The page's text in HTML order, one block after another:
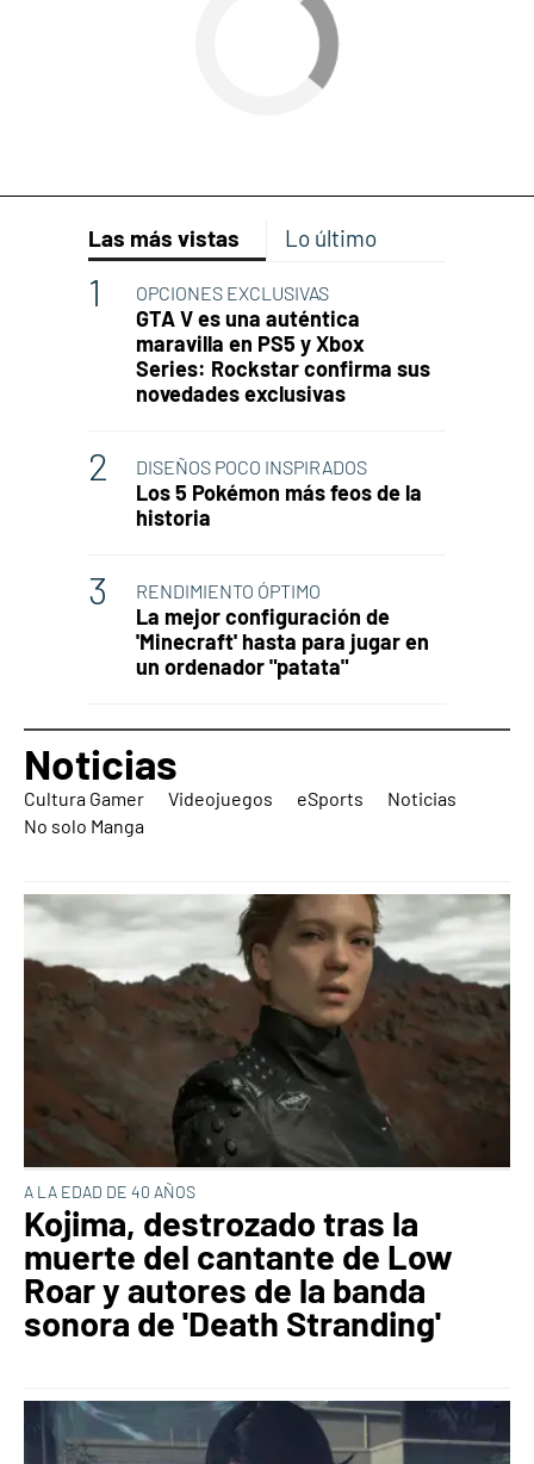
Las más vistas Lo último
OPCIONES EXCLUSIVAS
GTA V es una auténtica
maravilla en PS5 y Xbox
Series: Rockstar confirma sus
novedades exclusivas
DISEÑOS POCO INSPIRADOS
Los 5 Pokémon más feos de la
historia
RENDIMIENTO ÓPTIMO
La mejor configuración de
'Minecraft' hasta para jugar en
un ordenador "patata"
Noticias
Cultura Gamer Videojuegos eSports
Noticias
No solo Manga
A LA EDAD DE 40 AÑOS
Kojima, destrozado tras la
muerte del cantante de Low
Roar y autores de la banda
sonora de 'Death Stranding'